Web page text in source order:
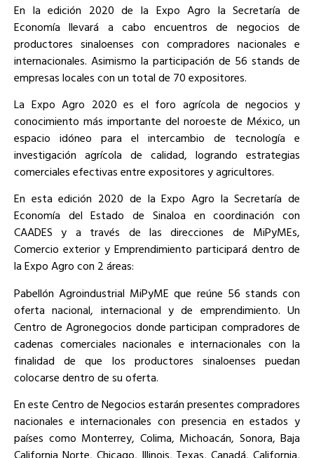
En la edición 2020 de la Expo Agro la Secretaría de
Economía llevará a cabo encuentros de negocios de
productores sinaloenses con compradores nacionales e
internacionales. Asimismo la participación de 56 stands de
empresas locales con un total de 70 expositores.
La Expo Agro 2020 es el foro agrícola de negocios y
conocimiento más importante del noroeste de México, un
espacio idóneo para el intercambio de tecnología e
investigación agrícola de calidad, logrando estrategias
comerciales efectivas entre expositores y agricultores.
En esta edición 2020 de la Expo Agro la Secretaría de
Economía del Estado de Sinaloa en coordinación con
CAADES y a través de las direcciones de MiPyMEs,
Comercio exterior y Emprendimiento participará dentro de
la Expo Agro con 2 áreas:
Pabellón Agroindustrial MiPyME que reúne 56 stands con
oferta nacional, internacional y de emprendimiento. Un
Centro de Agronegocios donde participan compradores de
cadenas comerciales nacionales e internacionales con la
finalidad de que los productores sinaloenses puedan
colocarse dentro de su oferta.
En este Centro de Negocios estarán presentes compradores
nacionales e internacionales con presencia en estados y
países como Monterrey, Colima, Michoacán, Sonora, Baja
California Norte, Chicago, Illinois, Texas, Canadá, California,